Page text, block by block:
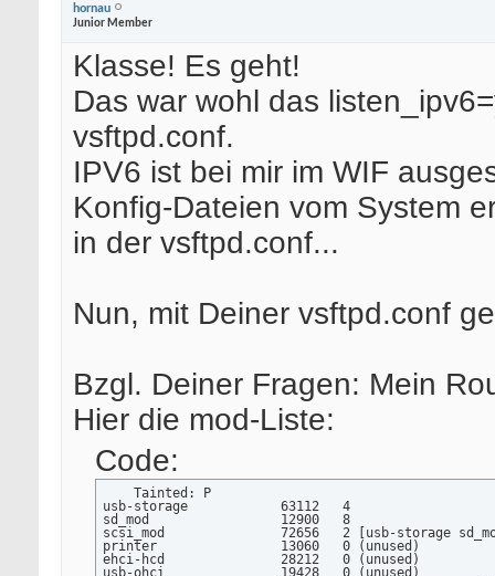
hornau
Junior Member
Klasse! Es geht!
Das war wohl das
vsftpd.conf.
IPV6 ist bei mir im WIF
Konfig-Dateien vom System
in der vsftpd.conf...
Nun, mit Deiner vsftpd.conf
Bzgl. Deiner Fragen: Mein
Hier die mod-Liste:
Code:
    Tainted: P
usb-storage            63112   4
sd_mod                 12900   8
scsi_mod               72656   2 [usb-storage
printer                13060   0 (unused)
ehci-hcd               28212   0 (unused)